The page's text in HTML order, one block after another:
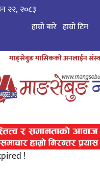
२२, २०८३
हाम्रो बारे हाम्राे टिम
माङ्सेबुङ मासिकको अनलाईन
!